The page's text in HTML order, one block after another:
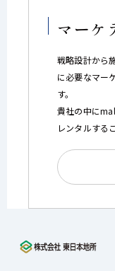
マーケ
戦略設計から
に必要なマー
す。
貴社の中に
レンタルする